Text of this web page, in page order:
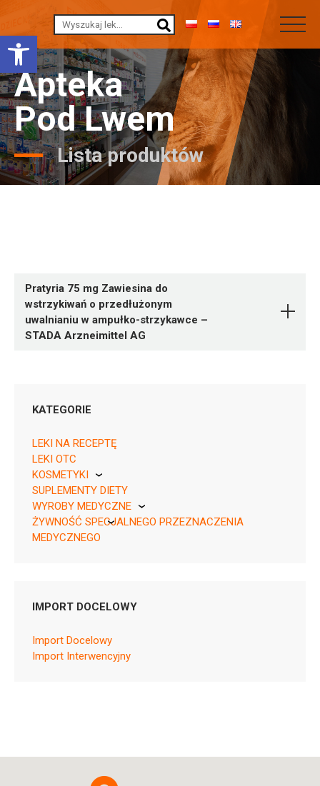
Otwórz pasek narzędzi
Apteka
Pod Lwem
Lista produktów
Pratyria 75 mg Zawiesina do
wstrzykiwań o przedłużonym
uwalnianiu w ampułko-strzykawce –
STADA Arzneimittel AG
05909991548568 ¦ Rp ¦ 154513
1 amp.-strzyk. ¦ 2 igły
KATEGORIE
LEKI NA RECEPTĘ
LEKI OTC
KOSMETYKI
Pierre Fabre
SUPLEMENTY DIETY
WYROBY MEDYCZNE
KikGel
ŻYWNOŚĆ SPECJALNEGO PRZEZNACZENIA
MEDYCZNEGO
IMPORT DOCELOWY
Import Docelowy
Import Interwencyjny